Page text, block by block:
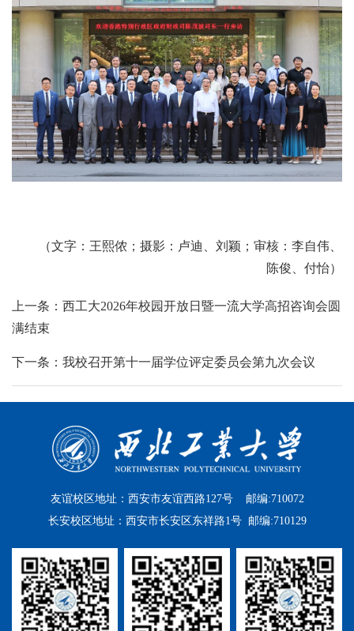
（文字：王熙侬；摄影：卢迪、刘颖；审核：李自伟、
陈俊、付怡）
上一条：西工大2026年校园开放日暨一流大学高招咨询会圆
满结束
下一条：我校召开第十一届学位评定委员会第九次会议
友谊校区地址：西安市友谊西路127号 邮编:710072
长安校区地址：西安市长安区东祥路1号 邮编:710129